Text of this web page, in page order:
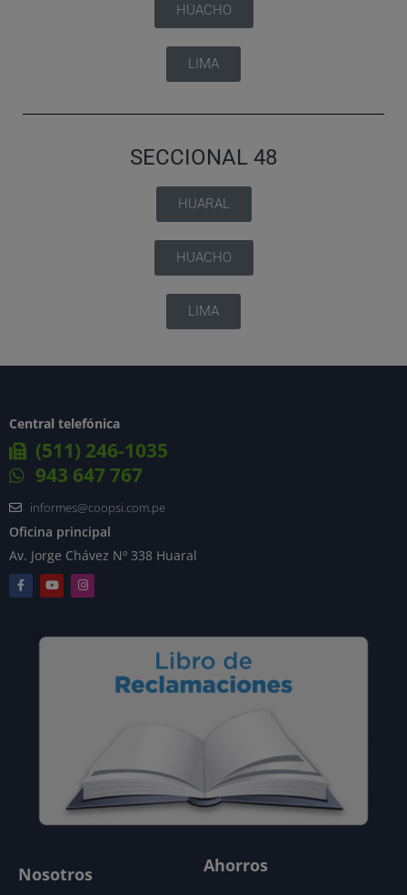
HUACHO
LIMA
SECCIONAL 48
HUARAL
HUACHO
LIMA
Central telefónica
(511) 246-1035
943 647 767
informes@coopsi.com.pe
Oficina principal
Av. Jorge Chávez Nº 338 Huaral
Nosotros Ahorros